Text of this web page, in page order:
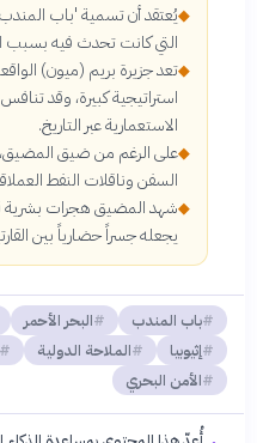
◆يُعتقد أن تسمية 'باب
التي كانت تحدث فيه بسبب
◆تعد جزيرة بريم (ميون)
استراتيجية كبيرة، وقد
الاستعمارية عبر التاريخ.
◆على الرغم من ضيق المضيق،
السفن وناقلات النفط
◆شهد المضيق هجرات بشرية
يجعله جسراً حضارياً بين
باب المندب البحر الأحمر
إثيوبيا
الملاحة الدولية
الأمن البحري